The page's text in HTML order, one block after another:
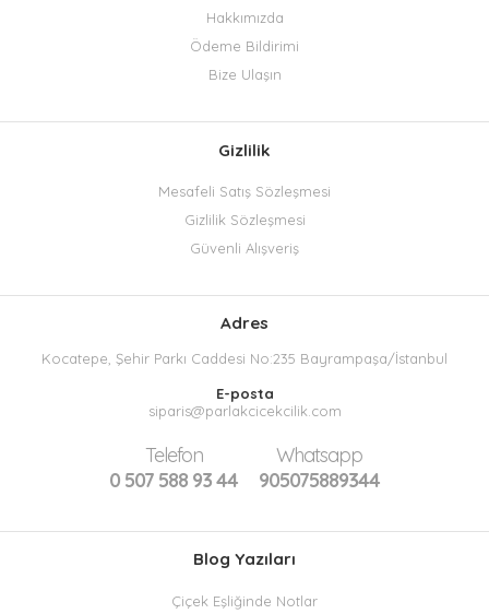
Hakkımızda
Ödeme Bildirimi
Bize Ulaşın
Gizlilik
Mesafeli Satış Sözleşmesi
Gizlilik Sözleşmesi
Güvenli Alışveriş
Adres
Kocatepe, Şehir Parkı Caddesi No:235 Bayrampaşa/İstanbul
E-posta
siparis@parlakcicekcilik.com
Telefon
0 507 588 93 44
Whatsapp
905075889344
Blog Yazıları
Çiçek Eşliğinde Notlar